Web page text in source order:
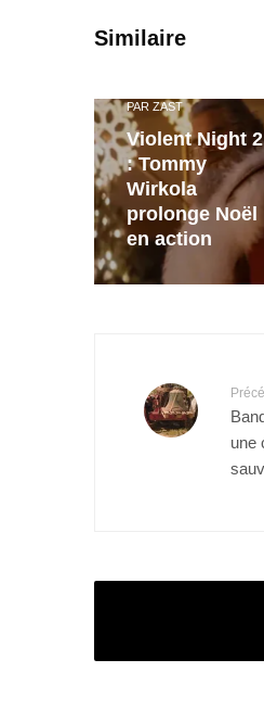
Similaire
PAR ZAST
Violent Night 2
: Tommy
Wirkola
prolonge Noël
en action
une